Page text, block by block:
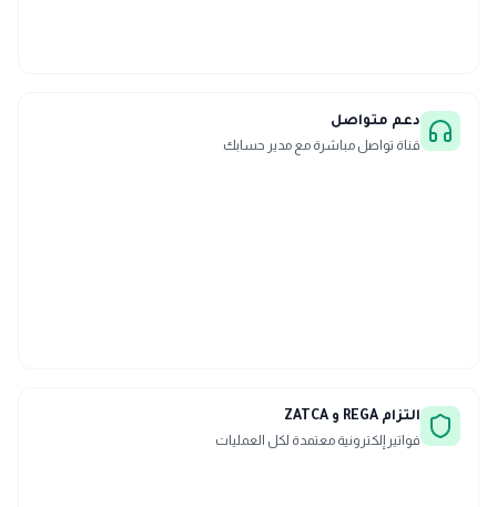
دعم متواصل
قناة تواصل مباشرة مع مدير حسابك
التزام REGA و ZATCA
فواتير إلكترونية معتمدة لكل العمليات